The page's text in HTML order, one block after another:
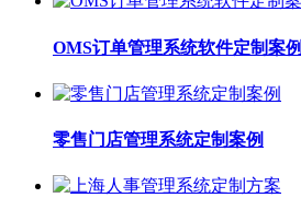
OMS订单管理系统软件定制案例
零售门店管理系统定制案例